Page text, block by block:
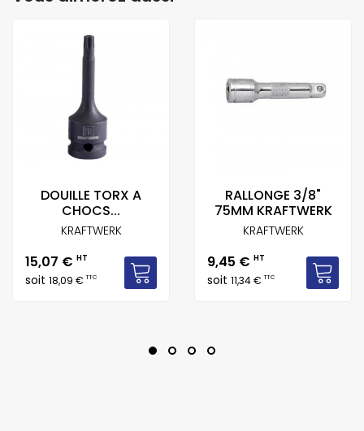
DOUILLE TORX A
CHOCS...
KRAFTWERK
Prix
15,07 € HT
soit 18,09 €TTC
RALLONGE 3/8"
75MM KRAFTWERK
KRAFTWERK
Prix
9,45 € HT
soit 11,34 €TTC